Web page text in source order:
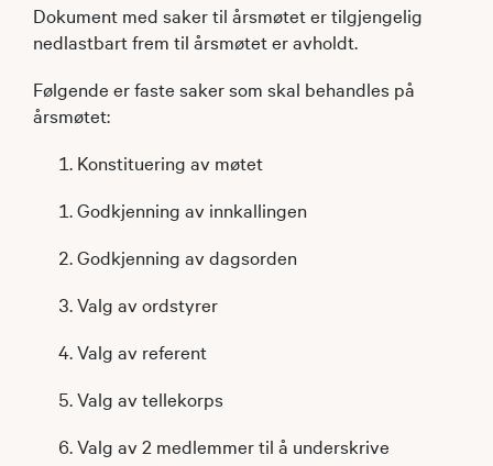
Dokument med saker til årsmøtet er tilgjengelig
nedlastbart frem til årsmøtet er avholdt.
Følgende er faste saker som skal behandles på
årsmøtet:
Konstituering av møtet
Godkjenning av innkallingen
Godkjenning av dagsorden
Valg av ordstyrer
Valg av referent
Valg av tellekorps
Valg av 2 medlemmer til å underskrive